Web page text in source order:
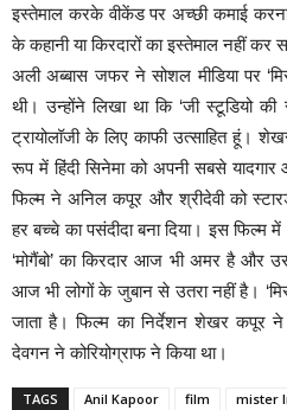
इस्तेमाल करके वीकेंड पर अच्छी कमाई
के कहानी या किरदारों का इस्तेमाल नहीं कर
अली अब्बास जफर ने सोशल मीडिया पर
थी। उन्होंने लिखा था कि ‘जी स्टूडियो की
ट्रायोलॉजी के लिए काफी उत्साहित हूं।
रूप में हिंदी सिनेमा को अपनी सबसे
फिल्म ने अनिल कपूर और श्रीदेवी को
हर बच्चे का पसंदीदा बना दिया। इस फिल्म
‘मोगैंबो’ का किरदार आज भी अमर है और
आज भी लोगों के जुबान से उतरा नहीं है।
जाता है। फिल्म का निर्देशन शेखर कपूर
देवगन ने कोरियोग्राफ ने किया था।
TAGS Anil Kapoor film mister